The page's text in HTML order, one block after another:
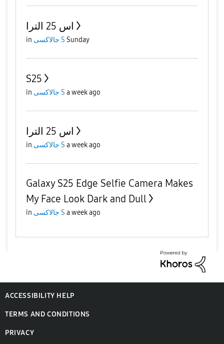
اس 25 الترا
in جالاكسى S Sunday
S25
in جالاكسى S a week ago
اس 25 الترا
in جالاكسى S a week ago
Galaxy S25 Edge Selfie Camera Makes
My Face Look Dark and Dull
in جالاكسى S a week ago
ACCESSIBILITY HELP
TERMS AND CONDITIONS
PRIVACY